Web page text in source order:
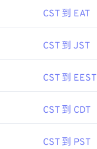
CST 到 EAT
CST 到 JST
CST 到 EEST
CST 到 CDT
CST 到 PST